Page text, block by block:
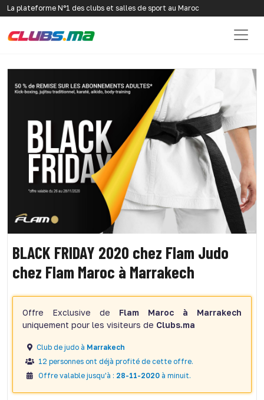
La plateforme N°1 des clubs et salles de sport au Maroc
BLACK FRIDAY 2020 chez Flam Judo
chez Flam Maroc à Marrakech
Offre Exclusive de Flam Maroc à Marrakech
uniquement pour les visiteurs de Clubs.ma
Club de judo à Marrakech
12 personnes ont déjà profité de cette offre.
Offre valable jusqu'à : 28-11-2020 à minuit.